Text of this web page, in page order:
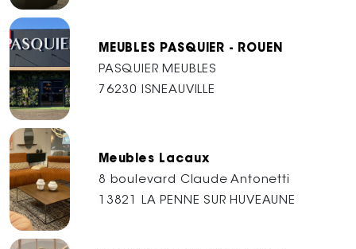
MEUBLES PASQUIER - ROUEN
PASQUIER MEUBLES
76230 ISNEAUVILLE
Meubles Lacaux
8 boulevard Claude Antonetti
13821 LA PENNE SUR HUVEAUNE